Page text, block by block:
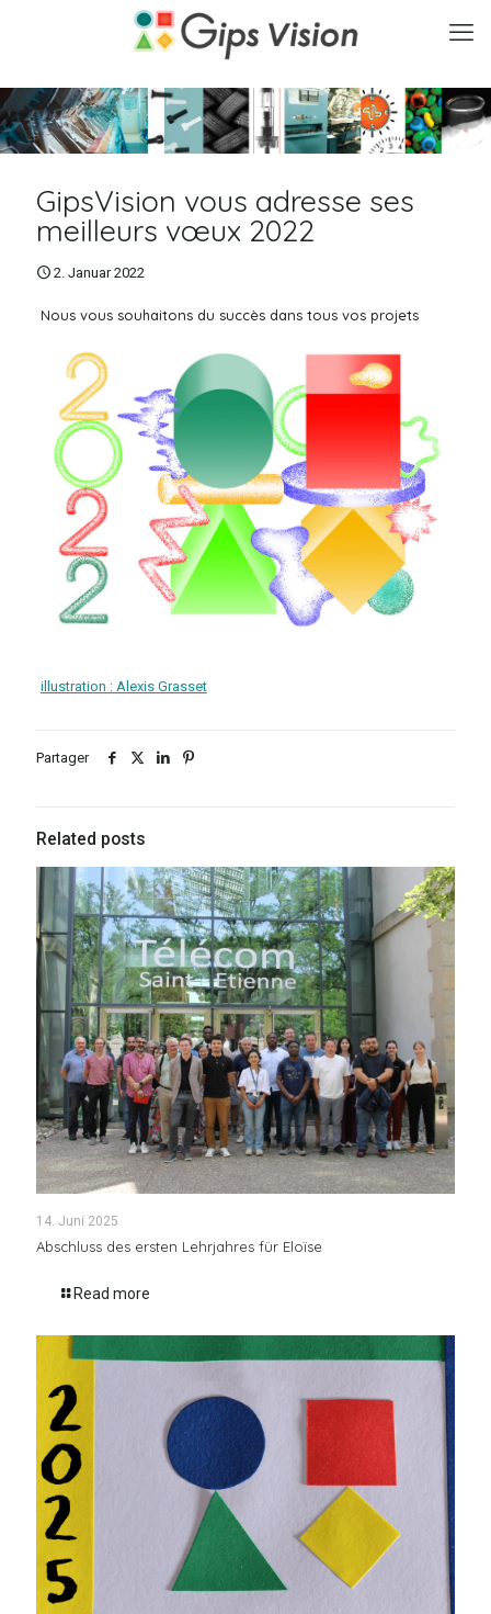
GipsVision vous adresse ses
meilleurs vœux 2022
2. Januar 2022
Nous vous souhaitons du succès dans tous vos projets
illustration : Alexis Grasset
Partager
Related posts
14. Juni 2025
Abschluss des ersten Lehrjahres für Eloïse
Read more